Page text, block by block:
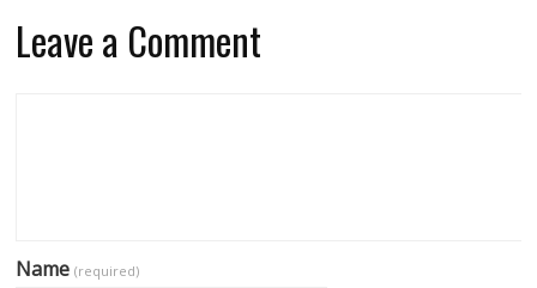
Leave a Comment
Name(required)